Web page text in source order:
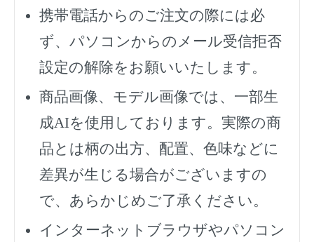
携帯電話からのご注文の際には必
ず、 パソコンからのメール受信拒否
設定の解除をお願いいたします。
商品画像、モデル画像では、一部生
成AIを使用しております。実際の商
品とは柄の出方、配置、色味などに
差異が生じる場合がございますの
で、あらかじめご了承ください。
インターネットブラウザやパソコン